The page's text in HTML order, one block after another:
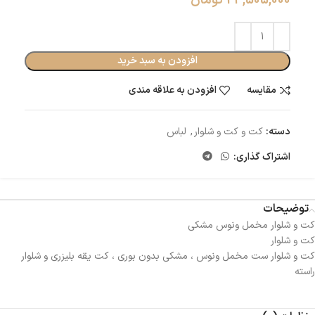
افزودن به سبد خرید
مقایسه
افزودن به علاقه مندی
دسته: کت و کت و شلوار , لباس
اشتراک گذاری:
توضیحات
کت و شلوار مخمل ونوس مشکی
کت و شلوار
کت و شلوار ست مخمل ونوس ، مشکی بدون بوری ، کت یقه بلیزری و شلوار
راسته